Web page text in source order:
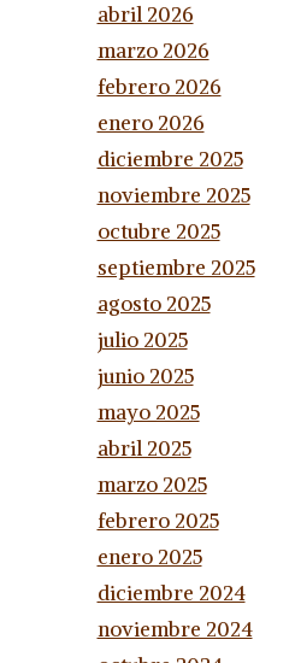
abril 2026
marzo 2026
febrero 2026
enero 2026
diciembre 2025
noviembre 2025
octubre 2025
septiembre 2025
agosto 2025
julio 2025
junio 2025
mayo 2025
abril 2025
marzo 2025
febrero 2025
enero 2025
diciembre 2024
noviembre 2024